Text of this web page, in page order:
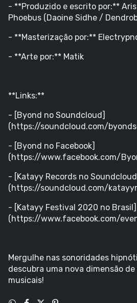
- **Produzido e escrito por:**
Phoebus (Daoine Sidhe /
- **Masterização por:**
- **Arte por:** Matik
**Links:**
- [Byond no Soundcloud]
(https://soundcloud.com/
- [Byond no Facebook]
(https://www.facebook.com/
- [Katayy Records no
(https://soundcloud.com/
- [Katayy Festival 2020 no Brasil]
(https://www.facebook.com/
Mergulhe nas sonoridades
descubra uma nova dimensão
musicais!